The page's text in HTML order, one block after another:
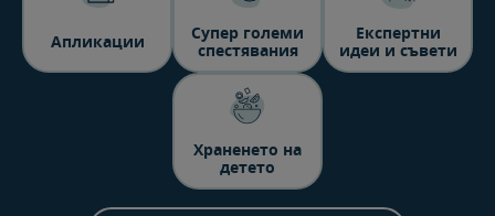
Aпликации
Супер големи
спестявания
Експертни
идеи и съвети
Храненето на
детето